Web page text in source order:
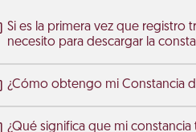
Si es la primera vez que registro
necesito para descargar la
¿Cómo obtengo mi Constancia
¿Qué significa que mi